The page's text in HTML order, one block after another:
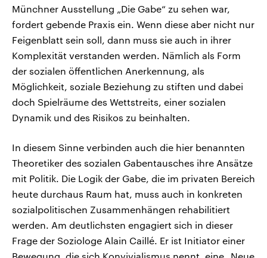
Münchner Ausstellung „Die Gabe“ zu sehen war,
fordert gebende Praxis ein. Wenn diese aber nicht nur
Feigenblatt sein soll, dann muss sie auch in ihrer
Komplexität verstanden werden. Nämlich als Form
der sozialen öffentlichen Anerkennung, als
Möglichkeit, soziale Beziehung zu stiften und dabei
doch Spielräume des Wettstreits, einer sozialen
Dynamik und des Risikos zu beinhalten.
In diesem Sinne verbinden auch die hier benannten
Theoretiker des sozialen Gabentausches ihre Ansätze
mit Politik. Die Logik der Gabe, die im privaten Bereich
heute durchaus Raum hat, muss auch in konkreten
sozialpolitischen Zusammenhängen rehabilitiert
werden. Am deutlichsten engagiert sich in dieser
Frage der Soziologe Alain Caillé. Er ist Initiator einer